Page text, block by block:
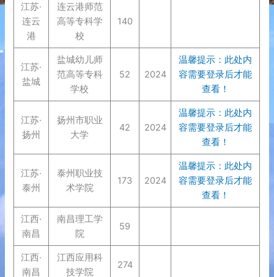
江苏·
连云
港
连云港师范
高等专科学
校
140
江苏·
盐城
盐城幼儿师
范高等专科
学校
52 2024
温馨提示：此处内
容需要登录后才能
查看！
江苏·
扬州
扬州市职业
大学
42 2024
温馨提示：此处内
容需要登录后才能
查看！
江苏·
泰州
泰州职业技
术学院
173 2024
温馨提示：此处内
容需要登录后才能
查看！
江西·
南昌
南昌理工学
院
59
江西·
南昌
江西应用科
技学院
274